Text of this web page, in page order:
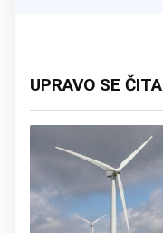
UPRAVO SE ČITA